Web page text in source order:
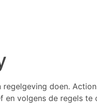
doen.
volgens de regels te